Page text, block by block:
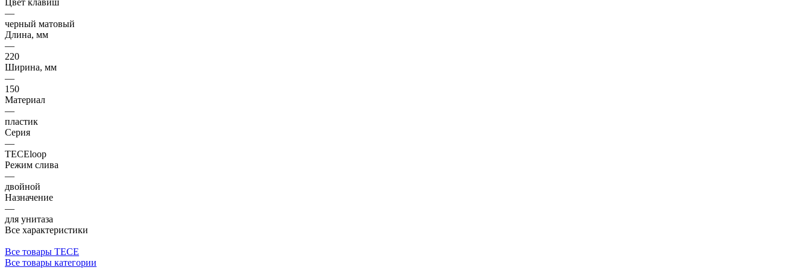
—
черный матовый
Длина, мм
—
220
Ширина, мм
—
150
Материал
—
пластик
Серия
—
TECEloop
Режим слива
—
двойной
Назначение
—
для унитаза
Все характеристики
Все товары TECE
Все товары категории